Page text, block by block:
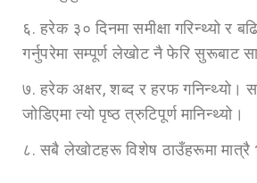
६. हरेक ३० दिनमा समीक्षा गरिन्थ्यो र
गर्नुपरेमा सम्पूर्ण लेखोट नै फेरि सुरूबाट
७. हरेक अक्षर, शब्द र हरफ गनिन्थ्यो।
जोडिएमा त्यो पृष्ठ त्रुटिपूर्ण मानिन्थ्यो।
८. सबै लेखोटहरू विशेष ठाउँहरूमा मात्रै